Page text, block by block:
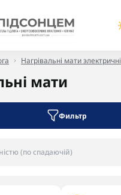
Нагрівальні мати электричні
мати
Фильтр